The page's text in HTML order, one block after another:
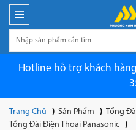
Hotline hỗ trợ khách
Trang Chủ Sản Phẩm Tổng
Tổng Đài Điện Thoại Panasonic